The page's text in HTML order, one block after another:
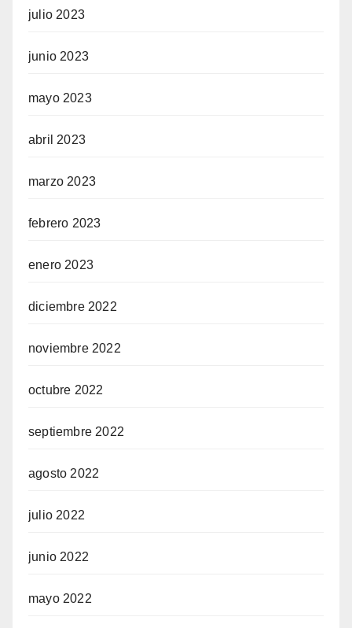
julio 2023
junio 2023
mayo 2023
abril 2023
marzo 2023
febrero 2023
enero 2023
diciembre 2022
noviembre 2022
octubre 2022
septiembre 2022
agosto 2022
julio 2022
junio 2022
mayo 2022